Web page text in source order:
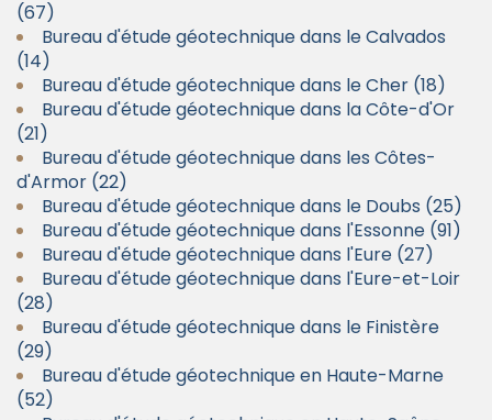
(67)
Bureau d'étude géotechnique dans le Calvados
(14)
Bureau d'étude géotechnique dans le Cher (18)
Bureau d'étude géotechnique dans la Côte-d'Or
(21)
Bureau d'étude géotechnique dans les Côtes-
d'Armor (22)
Bureau d'étude géotechnique dans le Doubs (25)
Bureau d'étude géotechnique dans l'Essonne (91)
Bureau d'étude géotechnique dans l'Eure (27)
Bureau d'étude géotechnique dans l'Eure-et-Loir
(28)
Bureau d'étude géotechnique dans le Finistère
(29)
Bureau d'étude géotechnique en Haute-Marne
(52)